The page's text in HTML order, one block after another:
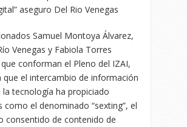
aseguro Del Rio Venegas
Samuel Montoya Álvarez,
Venegas y Fabiola Torres
conforman el Pleno del IZAI,
el intercambio de información
la tecnología ha propiciado
como el denominado “sexting”, el
consentido de contenido de